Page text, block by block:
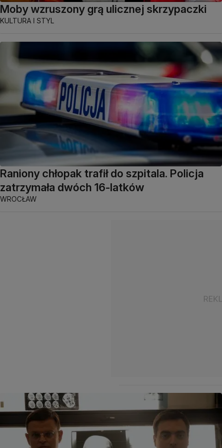
Moby wzruszony grą ulicznej skrzypaczki
KULTURA I STYL
Raniony chłopak trafił do szpitala. Policja
zatrzymała dwóch 16-latków
WROCŁAW